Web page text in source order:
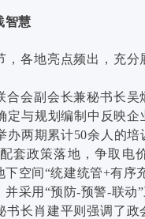
智慧
，各地亮点频出，充
合会副会长兼秘书长
定与规划编制中反映
办两期累计50余人的
套政策落地，争取电
空间“统建统管+有序
采用“预防-预警-联动”
书长肖建平则强调了